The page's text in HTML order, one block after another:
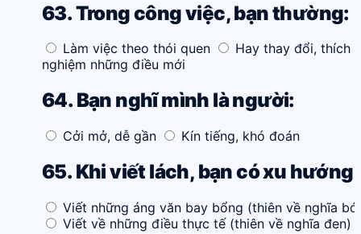
63. Trong công việc, bạn thường:
Làm việc theo thói quen
Hay thay đổi, thích
nghiệm những điều mới
64. Bạn nghĩ mình là người:
Cởi mở, dễ gần Kín tiếng, khó đoán
65. Khi viết lách, bạn có xu hướng:
Viết những áng văn bay bổng (thiên về nghĩa
Viết về những điều thực tế (thiên về nghĩa đen)